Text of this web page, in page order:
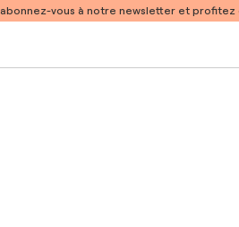
abonnez-vous à notre newsletter et profitez